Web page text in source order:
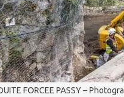
FORCEE PASSY –